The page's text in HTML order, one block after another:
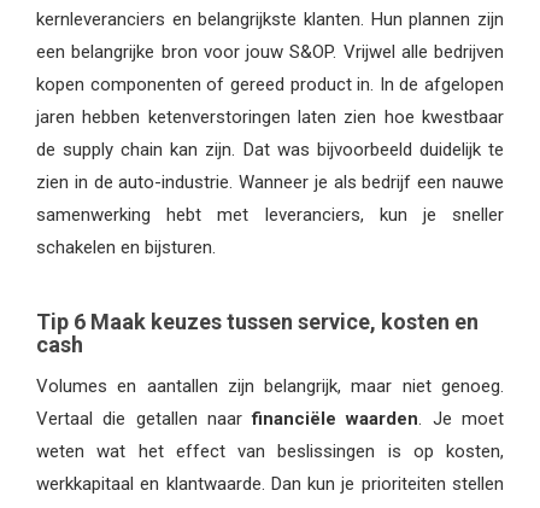
kernleveranciers en belangrijkste klanten. Hun plannen zijn
een belangrijke bron voor jouw S&OP. Vrijwel alle bedrijven
kopen componenten of gereed product in. In de afgelopen
jaren hebben ketenverstoringen laten zien hoe kwestbaar
de supply chain kan zijn. Dat was bijvoorbeeld duidelijk te
zien in de auto-industrie. Wanneer je als bedrijf een nauwe
samenwerking hebt met leveranciers, kun je sneller
schakelen en bijsturen.
Tip 6 Maak keuzes tussen service, kosten en
cash
Volumes en aantallen zijn belangrijk, maar niet genoeg.
Vertaal die getallen naarfinanciële waarden. Je moet
weten wat het effect van beslissingen is op kosten,
werkkapitaal en klantwaarde. Dan kun je prioriteiten stellen